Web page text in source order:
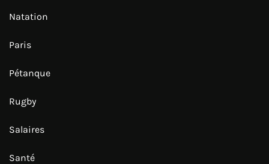
Natation
Paris
Pétanque
Rugby
Salaires
Santé